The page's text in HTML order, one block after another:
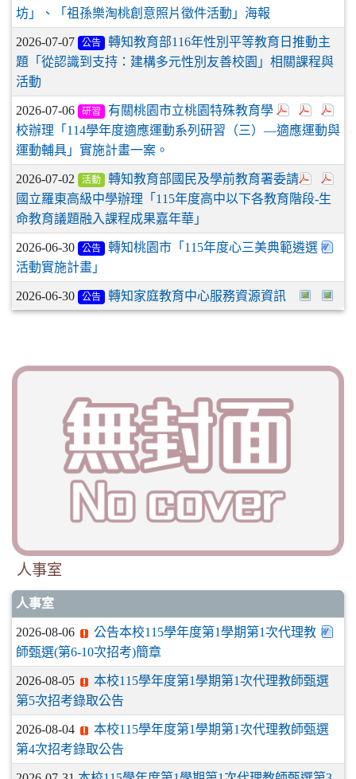
坊」、「祖孫樂淘桃創意照片徵件活動」海報
2026-07-07 公告
轉知教育部116年性別平等教育日推動主
題「從認識到支持：建構多元性別友善校園」相關課程與
活動
2026-07-06 研習
有關桃園市立桃園特殊教育學
校辦理「114學年度適應運動系列研習（三）—適應運動與
運動輔具」實施計畫一案。
2026-07-02 活動
轉知教育部國民及學前教育署委請
國立羅東高級中學辦理「115年度高中以下各教育階段-生
命教育議題融入課程成果嘉年華」
2026-06-30 公告
轉知桃園市「115年度心三美典範遴選
活動實施計畫」
2026-06-30 公告 轉知家庭教育中心服務資源資訊
人事室
人事室
2026-08-06
公告本校115學年度第1學期第1次代理教
師甄選(第6-10次招考)簡章
2026-08-05
本校115學年度第1學期第1次代理教師甄選
第5次招考錄取公告
2026-08-04
本校115學年度第1學期第1次代理教師甄選
第4次招考錄取公告